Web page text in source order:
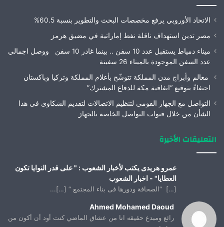
الاتحاد الأوروبي يرفع مخصصات البحث والتطوير بنسبة 60.5%
مصر تدين استهداف ناقلة نفط إماراتية في مضيق هرمز
ميناء دمياط يستقبل عدد 10 سفن .. بينما غادر 10 سفن ووصل اجمالي
عدد السفن الموجودة بالميناء 26 سفينة
معالم وأبراج مدن المملكة تتوشّح بأعلام المملكة وتركيا وباكستان
احتفاءً بتوقيع “اتفاقية مكة للدفاع المشترك”
التواصل مع الجهاز القومي لتنظيم الاتصالات لتقديم الشكاوى في هذا
الشأن من خلال قنوات التواصل الخاصة بالجهاز
التعليقات الأخيرة
عمرو هريدى يكتب لأخبار الشعوب : " على قدر النوايا تكون
العطايا" - اخبار الشعوب
[…] “الصحافة ودورها فى بناء المجتمع “ […]...
Ahmed Mohamed Daoud
رائع ومبدع حقيقه انا من عشاق الماضي كنت أود أن أكون من